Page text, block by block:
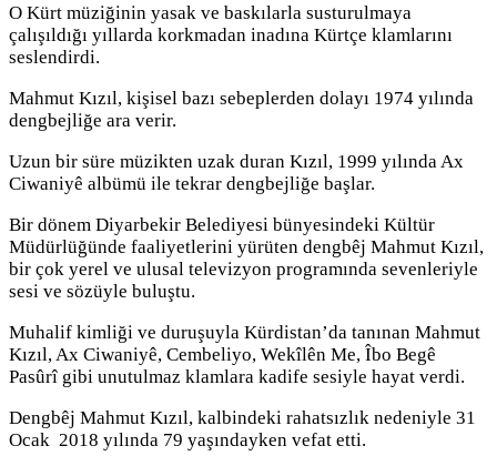
O Kürt müziğinin yasak ve baskılarla susturulmaya
çalışıldığı yıllarda korkmadan inadına Kürtçe klamlarını
seslendirdi.
Mahmut Kızıl, kişisel bazı sebeplerden dolayı 1974 yılında
dengbejliğe ara verir.
Uzun bir süre müzikten uzak duran Kızıl, 1999 yılında Ax
Ciwaniyê albümü ile tekrar dengbejliğe başlar.
Bir dönem Diyarbekir Belediyesi bünyesindeki Kültür
Müdürlüğünde faaliyetlerini yürüten dengbêj Mahmut Kızıl,
bir çok yerel ve ulusal televizyon programında sevenleriyle
sesi ve sözüyle buluştu.
Muhalif kimliği ve duruşuyla Kürdistan’da tanınan Mahmut
Kızıl, Ax Ciwaniyê, Cembeliyo, Wekîlên Me, Îbo Begê
Pasûrî gibi unutulmaz klamlara kadife sesiyle hayat verdi.
Dengbêj Mahmut Kızıl, kalbindeki rahatsızlık nedeniyle 31
Ocak 2018 yılında 79 yaşındayken vefat etti.